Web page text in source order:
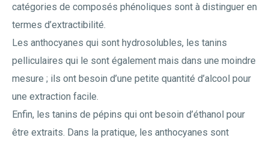
catégories de composés phénoliques sont à distinguer en
termes d’extractibilité.
Les anthocyanes qui sont hydrosolubles, les tanins
pelliculaires qui le sont également mais dans une moindre
mesure ; ils ont besoin d’une petite quantité d’alcool pour
une extraction facile.
Enfin, les tanins de pépins qui ont besoin d’éthanol pour
être extraits. Dans la pratique, les anthocyanes sont